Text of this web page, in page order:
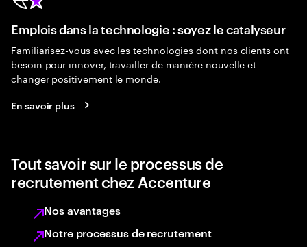
Emplois dans la technologie : soyez le catalyseur
Familiarisez-vous avec les technologies dont nos clients ont
besoin pour innover, travailler de manière nouvelle et
changer positivement le monde.
En savoir plus
Tout savoir sur le processus de
recrutement chez Accenture
Nos avantages
Notre processus de recrutement